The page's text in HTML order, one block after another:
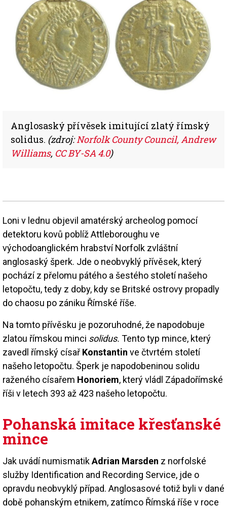
Anglosaský přívěsek imitující zlatý římský
solidus. (zdroj:Norfolk County Council, Andrew
Williams, CC BY-SA 4.0)
Loni v lednu objevil amatérský archeolog pomocí
detektoru kovů poblíž Attleboroughu ve
východoanglickém hrabství Norfolk zvláštní
anglosaský šperk. Jde o neobvyklý přívěsek, který
pochází z přelomu pátého a šestého století našeho
letopočtu, tedy z doby, kdy se Britské ostrovy propadly
do chaosu po zániku Římské říše.
Na tomto přívěsku je pozoruhodné, že napodobuje
zlatou římskou minci solidus. Tento typ mince, který
zavedl římský císař Konstantin ve čtvrtém století
našeho letopočtu. Šperk je napodobeninou solidu
raženého císařem Honoriem, který vládl Západořímské
říši v letech 393 až 423 našeho letopočtu.
Pohanská imitace křesťanské
mince
Jak uvádí numismatikAdrian Marsden z norfolské
služby Identification and Recording Service, jde o
opravdu neobvyklý případ. Anglosasové totiž byli v dané
době pohanským etnikem, zatímco Římská říše v roce